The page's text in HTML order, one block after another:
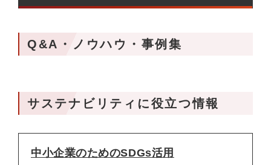
Q&A・ノウハウ・事例集
サステナビリティに役立つ情報
中小企業のためのSDGs活用